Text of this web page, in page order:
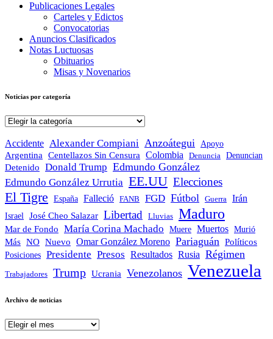
Publicaciones Legales
Carteles y Edictos
Convocatorias
Anuncios Clasificados
Notas Luctuosas
Obituarios
Misas y Novenarios
Noticias por categoría
Noticias
categoría
Accidente Alexander Compiani Anzoátegui
Apoyo
Argentina
Centellazos Sin Censura Colombia Denuncia Denuncian
Detenido
Donald Trump Edmundo González
Edmundo González Urrutia EE.UU Elecciones
El Tigre España Falleció FANB FGD Fútbol Guerra Irán
Israel José Cheo Salazar Libertad Lluvias Maduro
Mar de Fondo María Corina Machado Muere Muertos Murió
Más NO Nuevo Omar González Moreno Pariaguán Políticos
Posiciones Presidente Presos Resultados Rusia Régimen
Trabajadores Trump Ucrania Venezolanos Venezuela
Archivo de noticias
Archivo